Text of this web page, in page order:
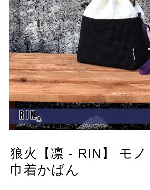
狼火【凛 - RIN】 モ
巾着かばん